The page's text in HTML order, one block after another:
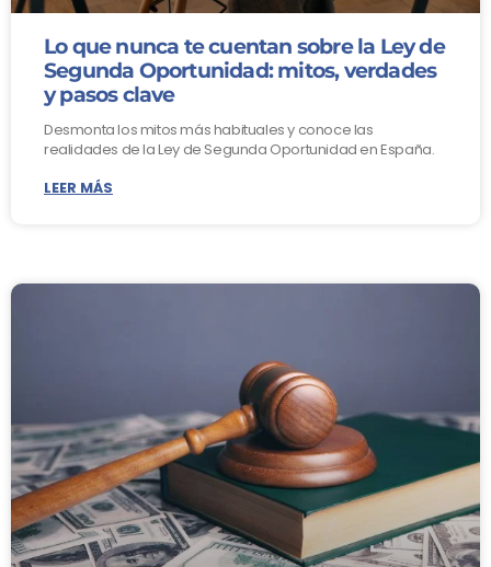
Lo que nunca te cuentan sobre la Ley de
Segunda Oportunidad: mitos, verdades
y pasos clave
Desmonta los mitos más habituales y conoce las
realidades de la Ley de Segunda Oportunidad en España.
LEER MÁS